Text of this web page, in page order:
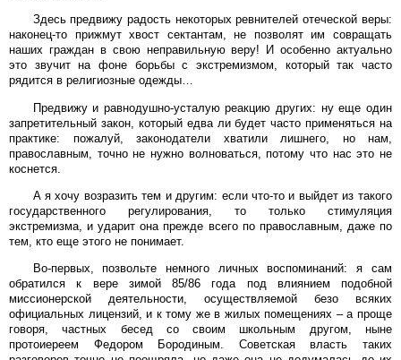
Здесь предвижу радость некоторых ревнителей отеческой веры:
наконец-то прижмут хвост сектантам, не позволят им совращать
наших граждан в свою неправильную веру! И особенно актуально
это звучит на фоне борьбы с экстремизмом, который так часто
рядится в религиозные одежды…
Предвижу и равнодушно-усталую реакцию других: ну еще один
запретительный закон, который едва ли будет часто применяться на
практике: пожалуй, законодатели хватили лишнего, но нам,
православным, точно не нужно волноваться, потому что нас это не
коснется.
А я хочу возразить тем и другим: если что-то и выйдет из такого
государственного регулирования, то только стимуляция
экстремизма, и ударит она прежде всего по православным, даже по
тем, кто еще этого не понимает.
Во-первых, позвольте немного личных воспоминаний: я сам
обратился к вере зимой 85/86 года под влиянием подобной
миссионерской деятельности, осуществляемой безо всяких
официальных лицензий, и к тому же в жилых помещениях – а проще
говоря, частных бесед со своим школьным другом, ныне
протоиереем Федором Бородиным. Советская власть таких